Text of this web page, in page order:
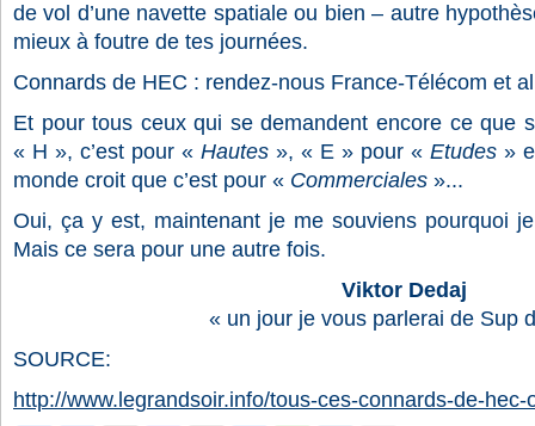
de vol d’une navette spatiale ou bien – autre
mieux à foutre de tes journées.
Connards de HEC : rendez-nous France-Télécom et
Et pour tous ceux qui se demandent encore ce que
« H », c’est pour « Hautes », « E » pour « Etudes »
monde croit que c’est pour « Commerciales »...
Oui, ça y est, maintenant je me souviens pourquoi
Mais ce sera pour une autre fois.
Viktor Dedaj
« un jour je vous parlerai de Sup
SOURCE:
http://www.legrandsoir.info/tous-ces-connards-de-